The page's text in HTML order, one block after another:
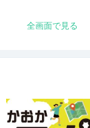
全画面で見る